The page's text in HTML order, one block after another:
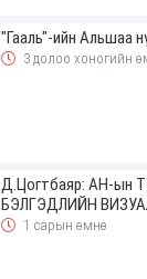
"Гааль"-ийн Альшаа
3 долоо хоногийн
Д.Цогтбаяр: АН-ын
БЭЛГЭДЛИЙН
1 сарын өмнө